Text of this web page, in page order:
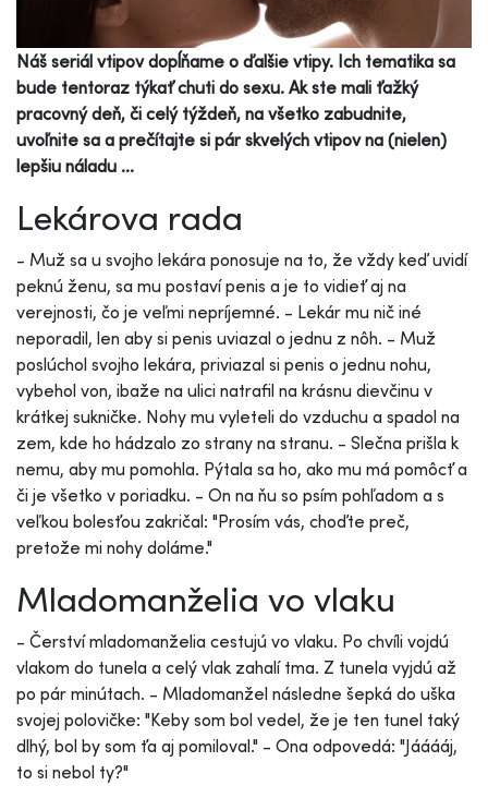
Náš seriál vtipov dopĺňame o ďalšie vtipy. Ich tematika sa
bude tentoraz týkať chuti do sexu. Ak ste mali ťažký
pracovný deň, či celý týždeň, na všetko zabudnite,
uvoľnite sa a prečítajte si pár skvelých vtipov na (nielen)
lepšiu náladu ...
Lekárova rada
- Muž sa u svojho lekára ponosuje na to, že vždy keď uvidí
peknú ženu, sa mu postaví penis a je to vidieť aj na
verejnosti, čo je veľmi nepríjemné. - Lekár mu nič iné
neporadil, len aby si penis uviazal o jednu z nôh. - Muž
poslúchol svojho lekára, priviazal si penis o jednu nohu,
vybehol von, ibaže na ulici natrafil na krásnu dievčinu v
krátkej sukničke. Nohy mu vyleteli do vzduchu a spadol na
zem, kde ho hádzalo zo strany na stranu. - Slečna prišla k
nemu, aby mu pomohla. Pýtala sa ho, ako mu má pomôcť a
či je všetko v poriadku. - On na ňu so psím pohľadom a s
veľkou bolesťou zakričal: "Prosím vás, choďte preč,
pretože mi nohy doláme."
Mladomanželia vo vlaku
- Čerství mladomanželia cestujú vo vlaku. Po chvíli vojdú
vlakom do tunela a celý vlak zahalí tma. Z tunela vyjdú až
po pár minútach. - Mladomanžel následne šepká do uška
svojej polovičke: "Keby som bol vedel, že je ten tunel taký
dlhý, bol by som ťa aj pomiloval." - Ona odpovedá: "Jááááj,
to si nebol ty?"